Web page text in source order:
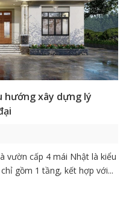
hướng xây dựng lý
vườn cấp 4 mái Nhật là kiểu
gồm 1 tầng, kết hợp với...